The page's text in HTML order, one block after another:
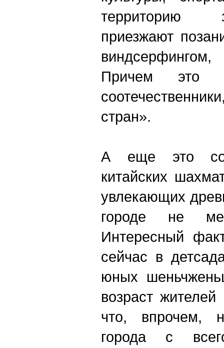
территорию
приезжают
Причем это
стран».
А еще это
китайских
увлекающих
городе не
Интересный
сейчас в
юных
возраст
что, впрочем,
города с